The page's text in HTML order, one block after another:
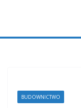
BUDOWNICTWO